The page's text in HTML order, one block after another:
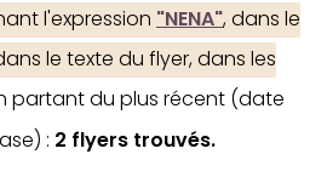
l'expression "NENA", dans le
le texte du flyer, dans les
partant du plus récent (date
: 2 flyers trouvés.